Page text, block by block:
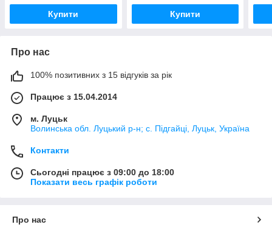
Купити Купити
Про нас
100% позитивних з 15 відгуків за рік
Працює з 15.04.2014
м. Луцьк
Волинська обл. Луцький р-н; с. Підгайці, Луцьк, Україна
Контакти
Сьогодні працює з 09:00 до 18:00
Показати весь графік роботи
Про нас